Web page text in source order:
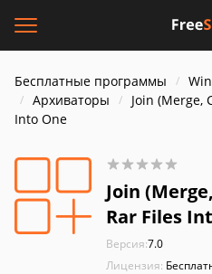
Бесплатные программы
Архиваторы
Join (Merge,
Into One
Join
Rar Files
Версия:7.0
Лицензия: